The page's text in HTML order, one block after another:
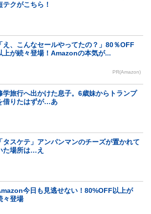
テクがこちら！
「え、こんなセールやってたの？」80％OFF
上が続々登場！Amazonの本気が...
PR(Amazon)
学旅行へ出かけた息子。6歳妹からトランプ
借りたはずが…あ
「タスケテ」アンパンマンのチーズが置かれて
た場所は…え
今日も見逃せない！80%OFF以上が
々登場